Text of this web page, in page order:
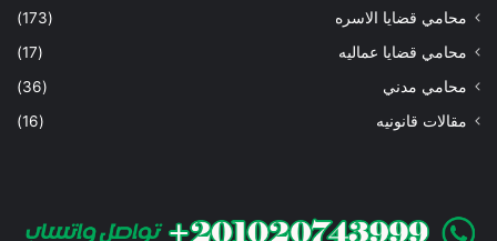
محامي قضايا الاسره
(173)
محامي قضايا عماليه
(17)
محامي مدني
(36)
مقالات قانونيه
(16)